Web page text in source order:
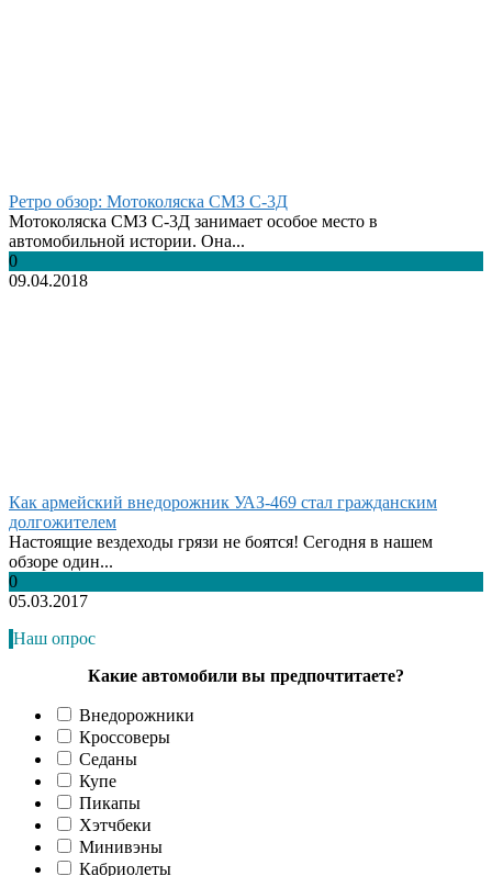
Ретро обзор: Мотоколяска СМЗ С-3Д
Мотоколяска СМЗ С-3Д занимает особое место в
автомобильной истории. Она...
0
09.04.2018
Как армейский внедорожник УАЗ-469 стал гражданским
долгожителем
Настоящие вездеходы грязи не боятся! Сегодня в нашем
обзоре один...
0
05.03.2017
Наш опрос
Какие автомобили вы предпочтитаете?
Внедорожники
Кроссоверы
Седаны
Купе
Пикапы
Хэтчбеки
Минивэны
Кабриолеты